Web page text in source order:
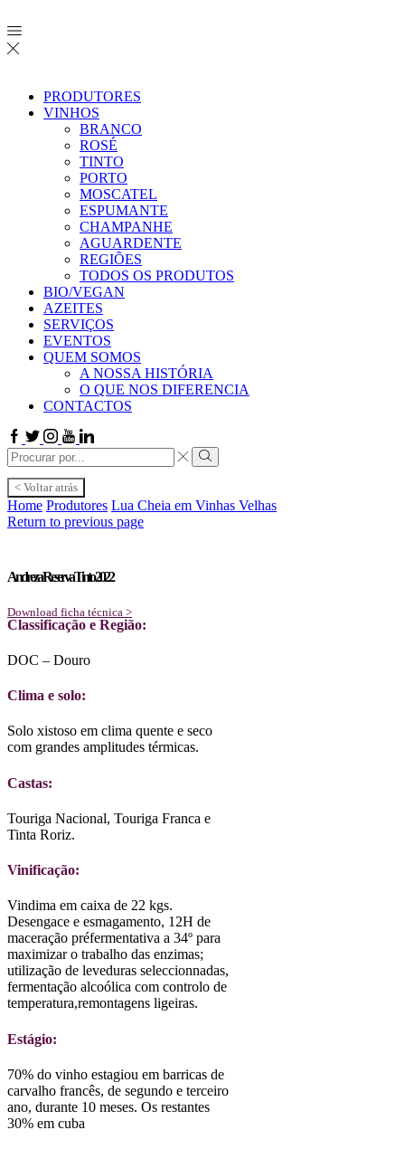
PRODUTORES
VINHOS
BRANCO
ROSÉ
TINTO
PORTO
MOSCATEL
ESPUMANTE
CHAMPANHE
AGUARDENTE
REGIÕES
TODOS OS PRODUTOS
BIO/VEGAN
AZEITES
SERVIÇOS
EVENTOS
QUEM SOMOS
A NOSSA HISTÓRIA
O QUE NOS DIFERENCIA
CONTACTOS
Facebook
TwitterInstagram
Youtube
Linkedin
Search
input
Search
< Voltar atrás
Home Produtores Lua Cheia em Vinhas Velhas
Return to previous page
Andreza Reserva Tinto 2022
Download ficha técnica >
Classificação e Região:
DOC – Douro
Clima e solo:
Solo xistoso em clima quente e seco
com grandes amplitudes térmicas.
Castas:
Touriga Nacional, Touriga Franca e
Tinta Roriz.
Vinificação:
Vindima em caixa de 22 kgs.
Desengace e esmagamento, 12H de
maceração préfermentativa a 34º para
maximizar o trabalho das enzimas;
utilização de leveduras seleccionnadas,
fermentação alcoólica com controlo de
temperatura,remontagens ligeiras.
Estágio:
70% do vinho estagiou em barricas de
carvalho francês, de segundo e terceiro
ano, durante 10 meses. Os restantes
30% em cuba